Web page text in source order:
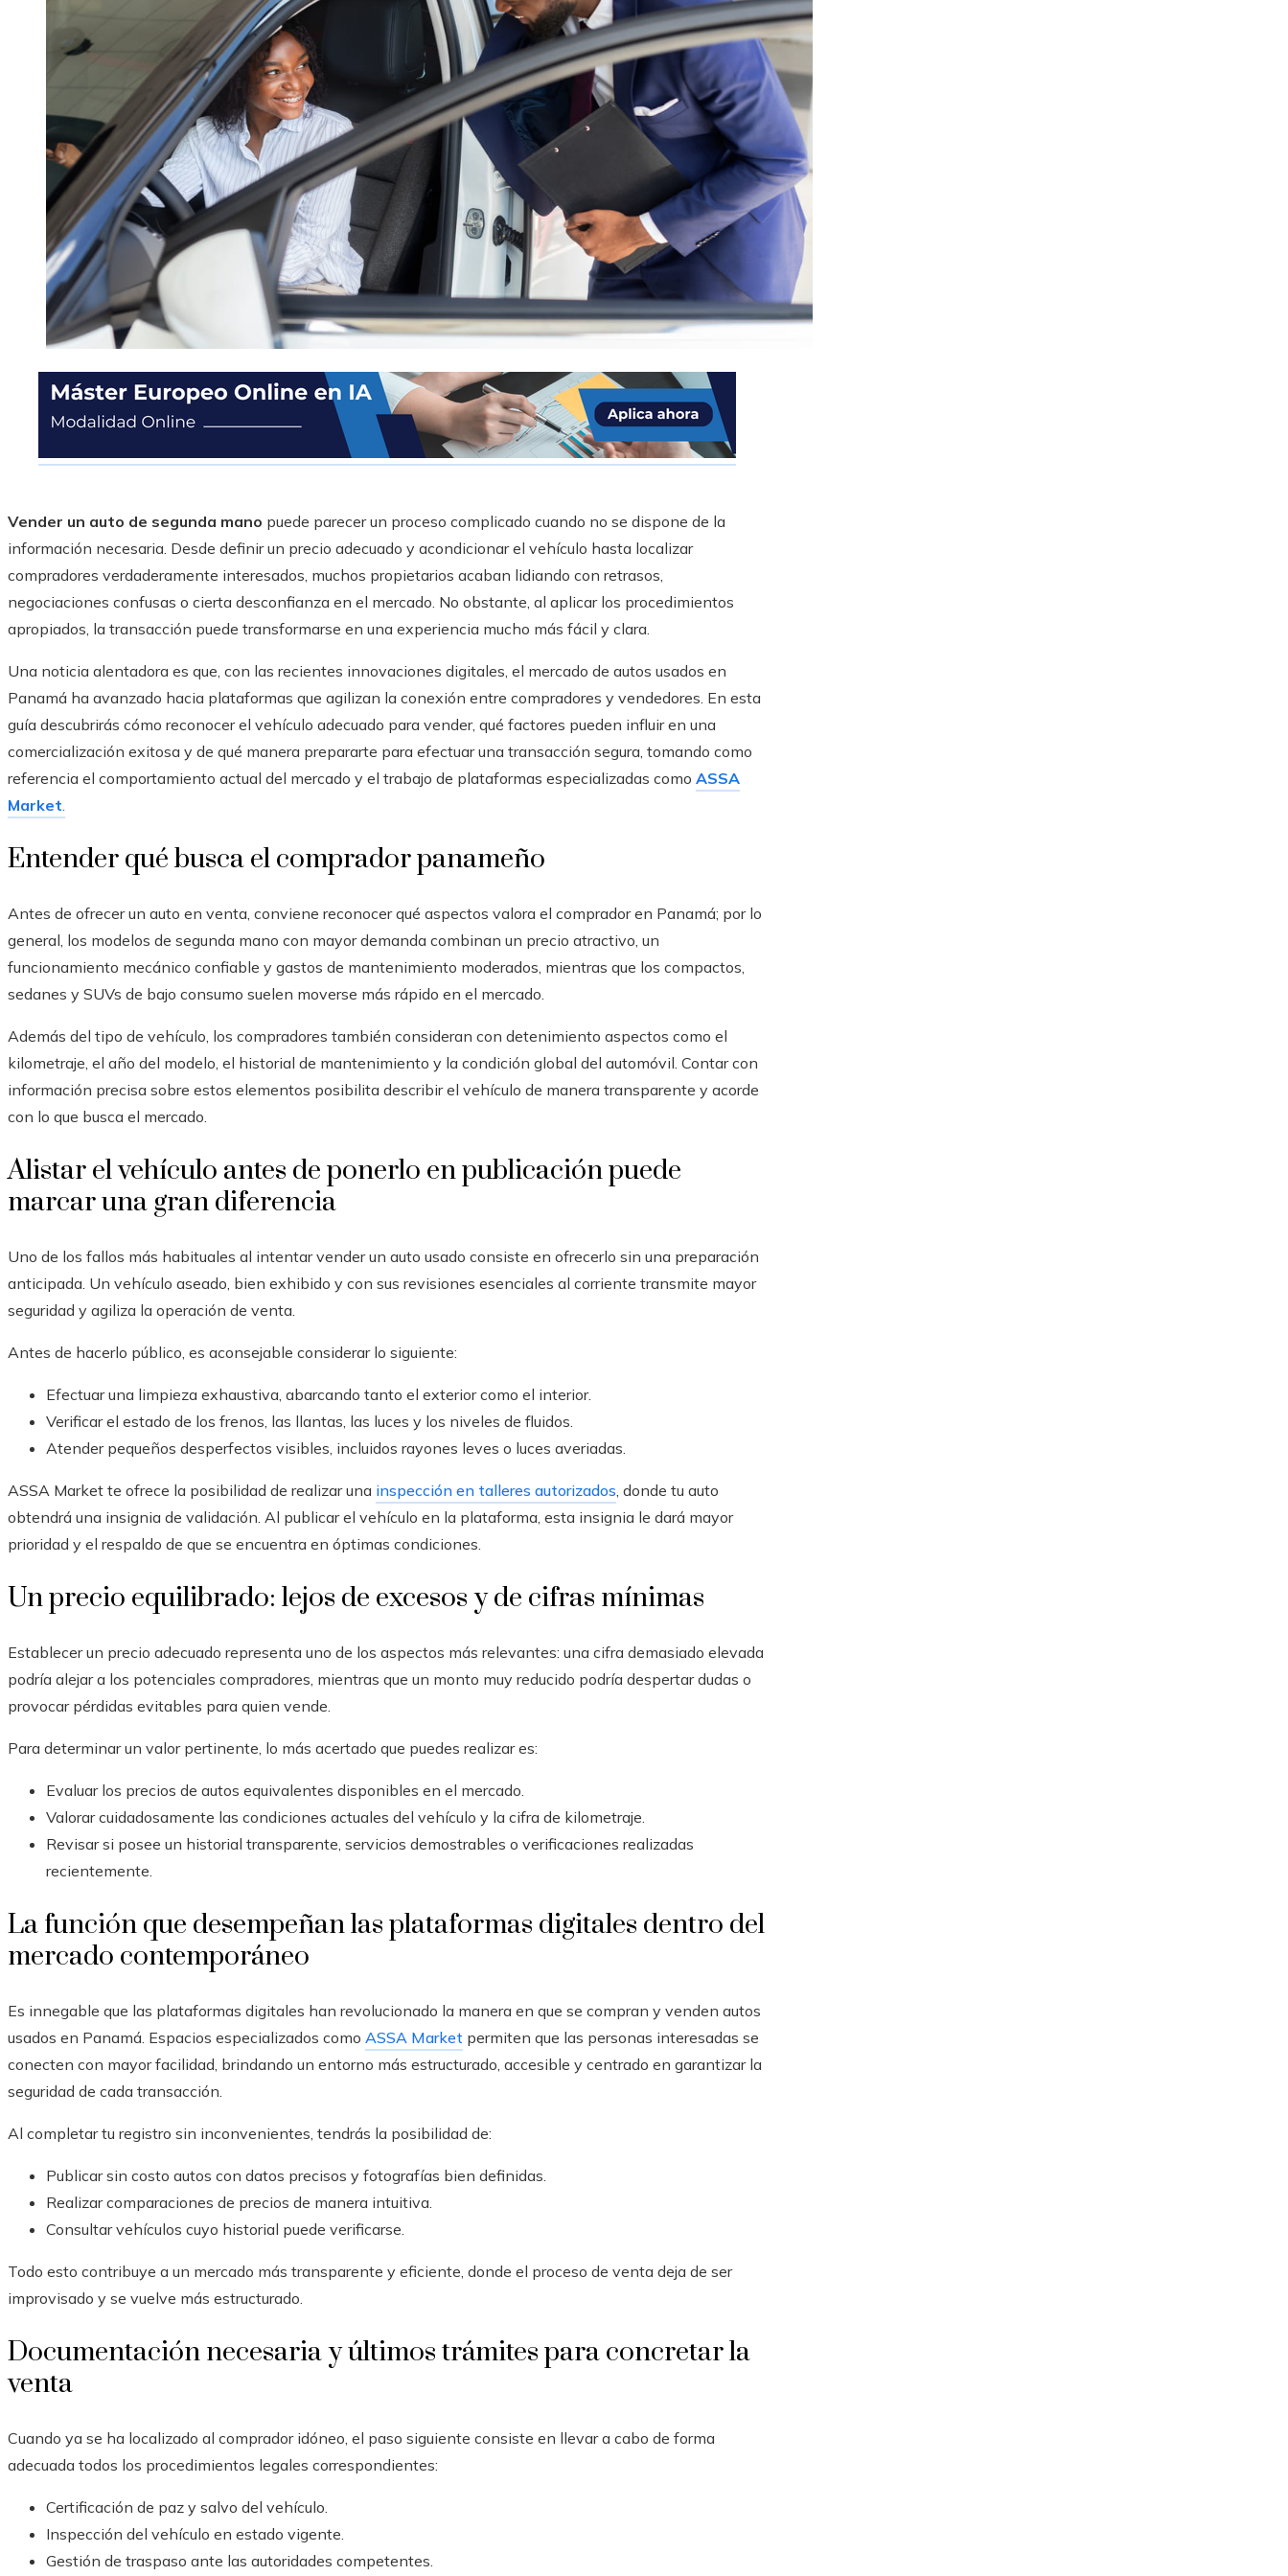
Vender un auto de segunda mano puede parecer un proceso complicado cuando no se dispone de la
información necesaria. Desde definir un precio adecuado y acondicionar el vehículo hasta localizar
compradores verdaderamente interesados, muchos propietarios acaban lidiando con retrasos,
negociaciones confusas o cierta desconfianza en el mercado. No obstante, al aplicar los procedimientos
apropiados, la transacción puede transformarse en una experiencia mucho más fácil y clara.
Una noticia alentadora es que, con las recientes innovaciones digitales, el mercado de autos usados en
Panamá ha avanzado hacia plataformas que agilizan la conexión entre compradores y vendedores. En esta
guía descubrirás cómo reconocer el vehículo adecuado para vender, qué factores pueden influir en una
comercialización exitosa y de qué manera prepararte para efectuar una transacción segura, tomando como
referencia el comportamiento actual del mercado y el trabajo de plataformas especializadas como ASSA
Market.
Entender qué busca el comprador panameño
Antes de ofrecer un auto en venta, conviene reconocer qué aspectos valora el comprador en Panamá; por lo
general, los modelos de segunda mano con mayor demanda combinan un precio atractivo, un
funcionamiento mecánico confiable y gastos de mantenimiento moderados, mientras que los compactos,
sedanes y SUVs de bajo consumo suelen moverse más rápido en el mercado.
Además del tipo de vehículo, los compradores también consideran con detenimiento aspectos como el
kilometraje, el año del modelo, el historial de mantenimiento y la condición global del automóvil. Contar con
información precisa sobre estos elementos posibilita describir el vehículo de manera transparente y acorde
con lo que busca el mercado.
Alistar el vehículo antes de ponerlo en publicación puede
marcar una gran diferencia
Uno de los fallos más habituales al intentar vender un auto usado consiste en ofrecerlo sin una preparación
anticipada. Un vehículo aseado, bien exhibido y con sus revisiones esenciales al corriente transmite mayor
seguridad y agiliza la operación de venta.
Antes de hacerlo público, es aconsejable considerar lo siguiente:
Efectuar una limpieza exhaustiva, abarcando tanto el exterior como el interior.
Verificar el estado de los frenos, las llantas, las luces y los niveles de fluidos.
Atender pequeños desperfectos visibles, incluidos rayones leves o luces averiadas.
ASSA Market te ofrece la posibilidad de realizar una inspección en talleres autorizados, donde tu auto
obtendrá una insignia de validación. Al publicar el vehículo en la plataforma, esta insignia le dará mayor
prioridad y el respaldo de que se encuentra en óptimas condiciones.
Un precio equilibrado: lejos de excesos y de cifras mínimas
Establecer un precio adecuado representa uno de los aspectos más relevantes: una cifra demasiado elevada
podría alejar a los potenciales compradores, mientras que un monto muy reducido podría despertar dudas o
provocar pérdidas evitables para quien vende.
Para determinar un valor pertinente, lo más acertado que puedes realizar es:
Evaluar los precios de autos equivalentes disponibles en el mercado.
Valorar cuidadosamente las condiciones actuales del vehículo y la cifra de kilometraje.
Revisar si posee un historial transparente, servicios demostrables o verificaciones realizadas
recientemente.
La función que desempeñan las plataformas digitales dentro del
mercado contemporáneo
Es innegable que las plataformas digitales han revolucionado la manera en que se compran y venden autos
usados en Panamá. Espacios especializados como ASSA Market permiten que las personas interesadas se
conecten con mayor facilidad, brindando un entorno más estructurado, accesible y centrado en garantizar la
seguridad de cada transacción.
Al completar tu registro sin inconvenientes, tendrás la posibilidad de:
Publicar sin costo autos con datos precisos y fotografías bien definidas.
Realizar comparaciones de precios de manera intuitiva.
Consultar vehículos cuyo historial puede verificarse.
Todo esto contribuye a un mercado más transparente y eficiente, donde el proceso de venta deja de ser
improvisado y se vuelve más estructurado.
Documentación necesaria y últimos trámites para concretar la
venta
Cuando ya se ha localizado al comprador idóneo, el paso siguiente consiste en llevar a cabo de forma
adecuada todos los procedimientos legales correspondientes:
Certificación de paz y salvo del vehículo.
Inspección del vehículo en estado vigente.
Gestión de traspaso ante las autoridades competentes.